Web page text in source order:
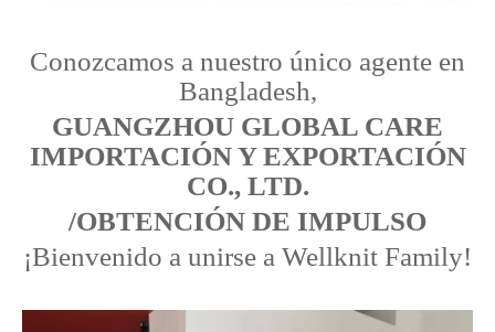
Conozcamos a nuestro único agente en
Bangladesh,
GUANGZHOU GLOBAL CARE
IMPORTACIÓN Y EXPORTACIÓN
CO., LTD.
/OBTENCIÓN DE IMPULSO
¡Bienvenido a unirse a Wellknit Family!